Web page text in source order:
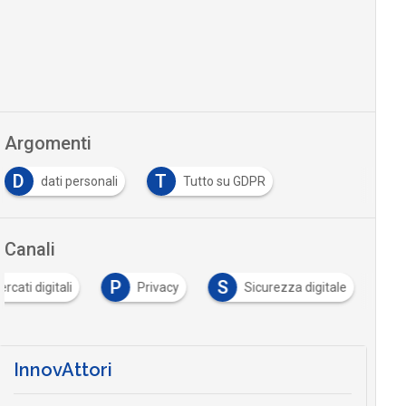
Argomenti
D
dati personali T Tutto su GDPR
Canali
digitali P Privacy S Sicurezza digitale
InnovAttori